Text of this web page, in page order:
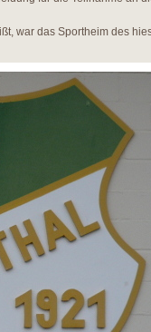
war das Sportheim des